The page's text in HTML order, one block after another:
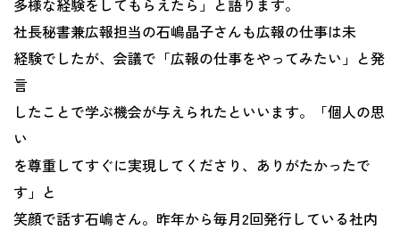
社長秘書兼広報担当の石嶋晶子さんも広報の仕事は未
経験でしたが、会議で「広報の仕事をやってみたい」と発
言
したことで学ぶ機会が与えられたといいます。「個人の思
い
を尊重してすぐに実現してくださり、ありがたかったで
す」と
笑顔で話す石嶋さん。昨年から毎月2回発行している社内